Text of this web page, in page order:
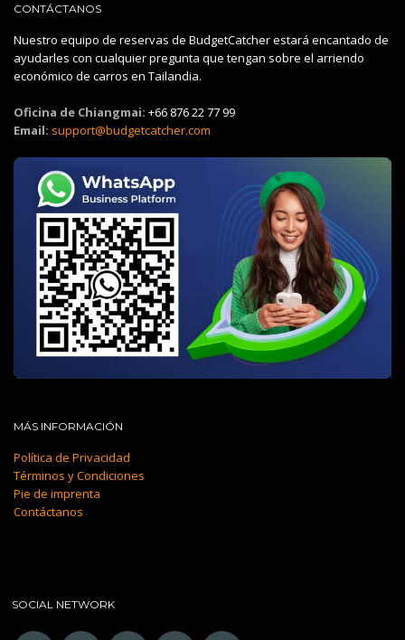
CONTÁCTANOS
Nuestro equipo de reservas de BudgetCatcher estará encantado de
ayudarles con cualquier pregunta que tengan sobre el arriendo
económico de carros en Tailandia.
Oficina de Chiangmai: +66 876 22 77 99
Email: support@budgetcatcher.com
MÁS INFORMACIÓN
Política de Privacidad
Términos y Condiciones
Pie de imprenta
Contáctanos
SOCIAL NETWORK